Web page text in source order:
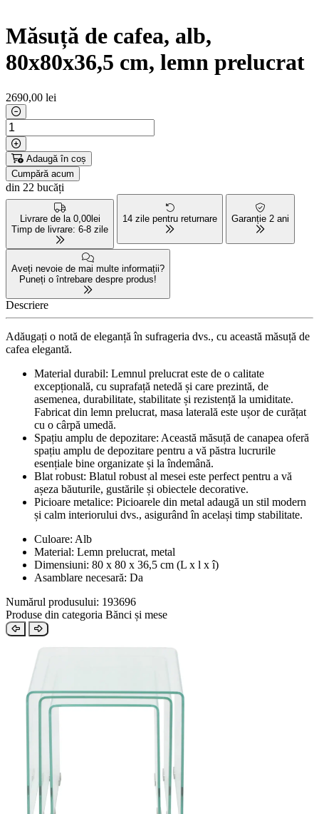
Măsuță de cafea, alb,
80x80x36,5 cm, lemn prelucrat
2690,00 lei
Adaugă în coș
Cumpără acum
din 22 bucăți
Livrare de la 0,00lei
Timp de livrare: 6-8 zile
14 zile pentru returnare Garanție 2 ani
Aveți nevoie de mai multe informații?
Puneți o întrebare despre produs!
Descriere
Adăugați o notă de eleganță în sufrageria dvs., cu această măsuță de
cafea elegantă.
Material durabil: Lemnul prelucrat este de o calitate
excepțională, cu suprafață netedă și care prezintă, de
asemenea, durabilitate, stabilitate și rezistență la umiditate.
Fabricat din lemn prelucrat, masa laterală este ușor de curățat
cu o cârpă umedă.
Spațiu amplu de depozitare: Această măsuță de canapea oferă
spațiu amplu de depozitare pentru a vă păstra lucrurile
esențiale bine organizate și la îndemână.
Blat robust: Blatul robust al mesei este perfect pentru a vă
așeza băuturile, gustările și obiectele decorative.
Picioare metalice: Picioarele din metal adaugă un stil modern
și calm interiorului dvs., asigurând în același timp stabilitate.
Culoare: Alb
Material: Lemn prelucrat, metal
Dimensiuni: 80 x 80 x 36,5 cm (L x l x î)
Asamblare necesară: Da
Numărul produsului: 193696
Produse din categoria Bănci și mese